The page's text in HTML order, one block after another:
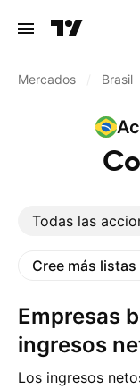
Mercados Brasil
Todas las
Cree más
Empresas brasileñas con mayores
ingresos
Los ingresos